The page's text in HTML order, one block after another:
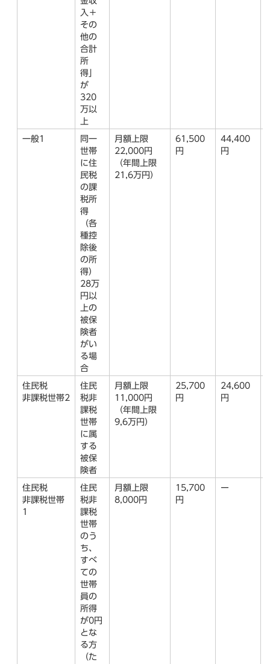
入＋
その
他の
合計
所
得」
が
320
万以
上
一般1
同一
世帯
に住
民税
の課
税所
得
（各
種控
除後
の所
得）
28万
円以
上の
被保
険者
がい
る場
合
月額上限
22,000円
（年間上限
21,6万円）
61,500
円
44,400
円
住民税
非課税世帯2
住民
税非
課税
世帯
に属
する
被保
険者
月額上限
11,000円
（年間上限
9,6万円）
25,700
円
24,600
円
住民税
非課税世帯
1
住民
税非
課税
世帯
のう
ち、
すべ
ての
世帯
員の
所得
が0円
とな
る方
（た
月額上限
8,000円
15,700
円
ー